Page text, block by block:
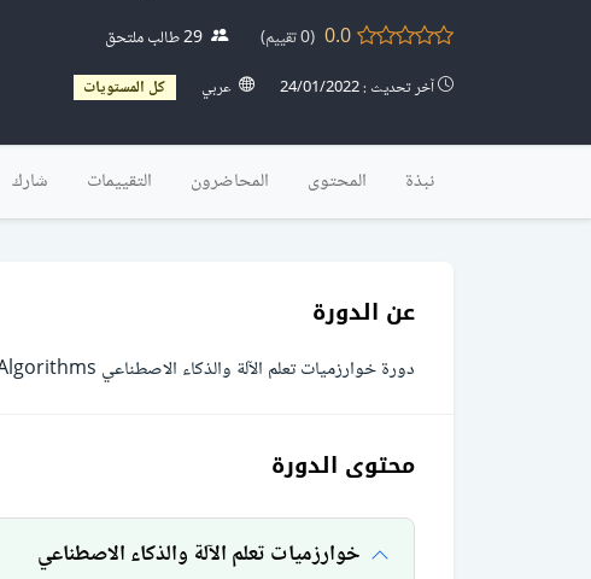
0.0 (0 تقييم) 29 طالب ملتحق
آخر تحديث : 24/01/2022 عربي كل المستويات
نبذة المحتوى المحاضرون التقييمات شارك
عن الدورة
دورة خوارزميات تعلم الآلة والذكاء الاصطناعي Machine Learning Algorithms
محتوى الدورة
خوارزميات تعلم الآلة والذكاء الاصطناعي